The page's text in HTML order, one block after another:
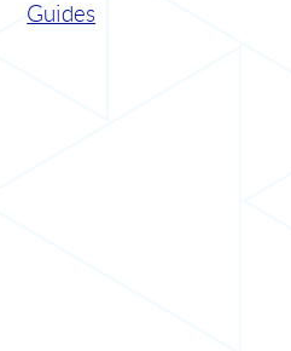
Guides